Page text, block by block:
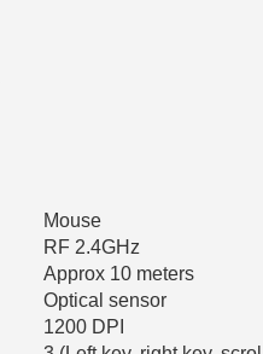
Mouse
RF 2.4GHz
Approx 10 meters
Optical sensor
1200 DPI